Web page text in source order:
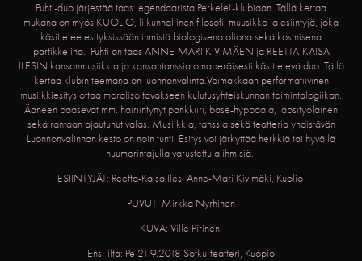
Puhti-duo järjestää taas legendaarista Perkele!-klubiaan. Tällä kertaa
mukana on myös KUOLIO, liikunnallinen filosofi, muusikko ja esiintyjä, joka
käsittelee esityksissään ihmistä biologisena oliona sekä kosmisena
partikkelina. Puhti on taas ANNE-MARI KIVIMÄEN ja REETTA-KAISA
ILESIN kansanmusiikkia ja kansantanssia omaperäisesti käsittelevä duo. Tällä
kertaa klubin teemana on luonnonvalinta.Voimakkaan performatiivinen
musiikkiesitys ottaa moralisoitavakseen kulutusyhteiskunnan toimintalogiikan.
Ääneen pääsevät mm. häiriintynyt pankkiiri, base-hyppääjä, lapsityöläinen
sekä rantaan ajautunut valas. Musiikkia, tanssia sekä teatteria yhdistävän
Luonnonvalinnan kesto on noin tunti. Esitys voi järkyttää herkkiä tai hyvällä
huumorintajulla varustettuja ihmisiä.
ESIINTYJÄT: Reetta-Kaisa Iles, Anne-Mari Kivimäki, Kuolio
PUVUT: Mirkka Nyrhinen
KUVA: Ville Pirinen
Ensi-ilta: Pe 21.9.2018 Sotku-teatteri, Kuopio